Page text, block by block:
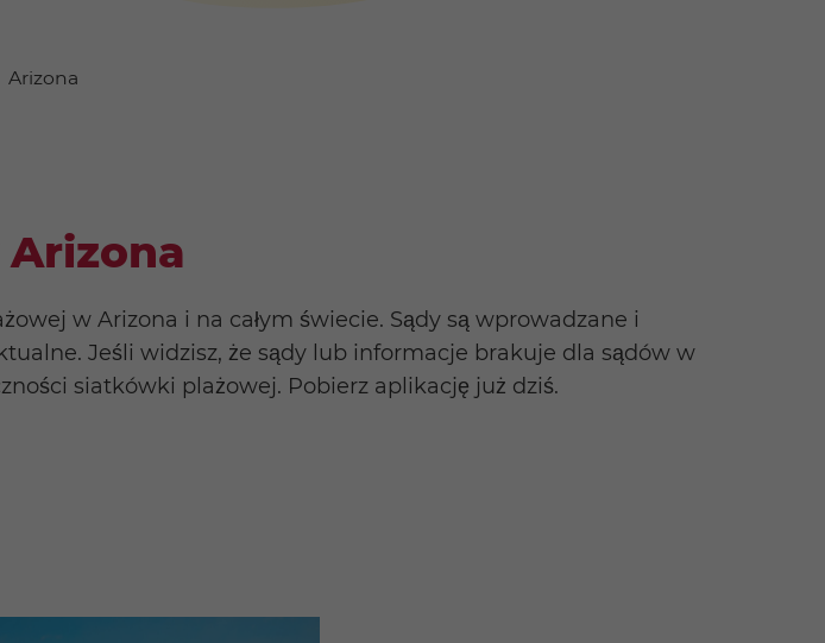
Arizona
w Arizona i na całym świecie. Sądy są wprowadzane i
Jeśli widzisz, że sądy lub informacje brakuje dla sądów w
siatkówki plażowej. Pobierz aplikację już dziś.